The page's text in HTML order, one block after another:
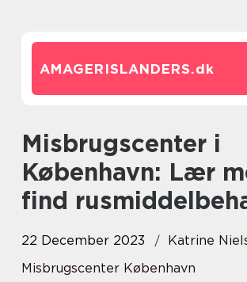
AMAGERISLANDERS.dk
Misbrugscenter i
København: Lær
find
22 December 2023
Katrine
Misbrugscenter København